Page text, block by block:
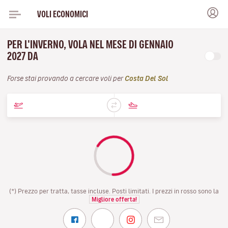
VOLI ECONOMICI
PER L'INVERNO, VOLA NEL MESE DI GENNAIO
2027 DA
Forse stai provando a cercare voli per Costa Del Sol
(*) Prezzo per tratta, tasse incluse. Posti limitati. I prezzi in rosso sono la
Migliore offerta!